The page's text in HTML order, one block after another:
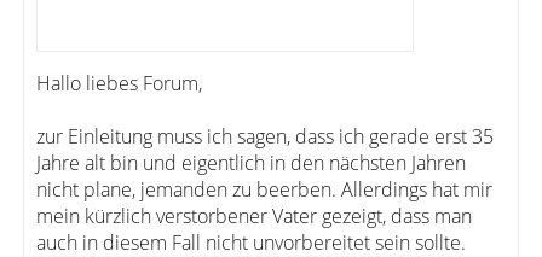
Hallo liebes Forum,
zur Einleitung muss ich sagen, dass ich gerade erst 35
Jahre alt bin und eigentlich in den nächsten Jahren
nicht plane, jemanden zu beerben. Allerdings hat mir
mein kürzlich verstorbener Vater gezeigt, dass man
auch in diesem Fall nicht unvorbereitet sein sollte.